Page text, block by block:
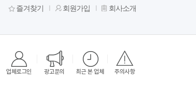
즐겨찾기 회원가입 회사소개
업체로그인 광고문의 최근 본 업체 주의사항